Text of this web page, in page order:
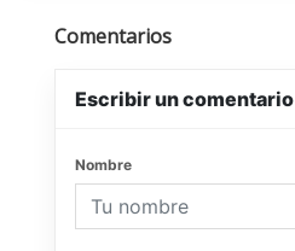
Comentarios
Escribir un comentario
Nombre